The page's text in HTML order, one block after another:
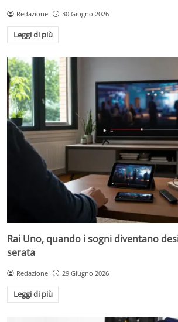
Redazione 30 Giugno 2026
Leggi di più
Rai Uno, quando i sogni diventano
serata
Redazione 29 Giugno 2026
Leggi di più